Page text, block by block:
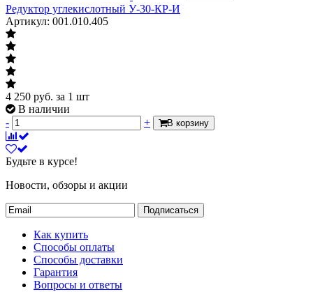
Редуктор углекислотный У-30-КР-И
Артикул: 001.010.405
4 250 руб. за 1 шт
В наличии
-
+ В корзину
Будьте в курсе!
Новости, обзоры и акции
Подписаться
Как купить
Способы оплаты
Способы доставки
Гарантия
Вопросы и ответы